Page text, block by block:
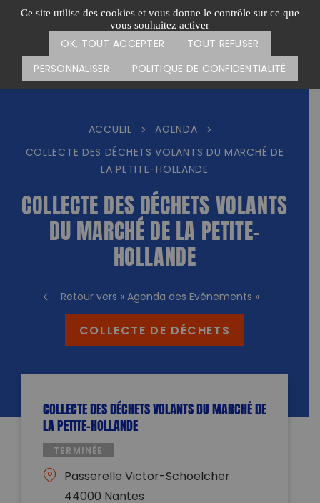
Ce site utilise des cookies et vous donne le contrôle sur ce que
vous souhaitez activer
OK, TOUT ACCEPTER
TOUT REFUSER
PERSONNALISER
POLITIQUE DE CONFIDENTIALITÉ
Passer
Menu
CARTE DES ACTIONS FAIRE UN DON
ACCUEIL > AGENDA
>
COLLECTE DES DÉCHETS VOLANTS DU MARCHÉ DE
LA PETITE-HOLLANDE
COLLECTE DES DÉCHETS VOLANTS
DU MARCHÉ DE LA PETITE-
HOLLANDE
Retour vers « Agenda des Evénements »
COLLECTE DE DÉCHETS
COLLECTE DES DÉCHETS VOLANTS DU MARCHÉ DE
LA PETITE-HOLLANDE
TERMINÉE
Passerelle Victor-Schoelcher
44000 Nantes